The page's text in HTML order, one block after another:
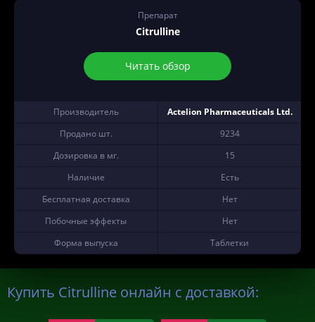
Препарат
Citrulline
Читать обзор
Производитель
Actelion Pharmaceuticals Ltd.
Продано шт.
9234
Дозировка в мг.
15
Наличие
Есть
Бесплатная доставка
Нет
Побочные эффекты
Нет
Форма выпуска
Таблетки
Купить Citrulline онлайн с доставкой: